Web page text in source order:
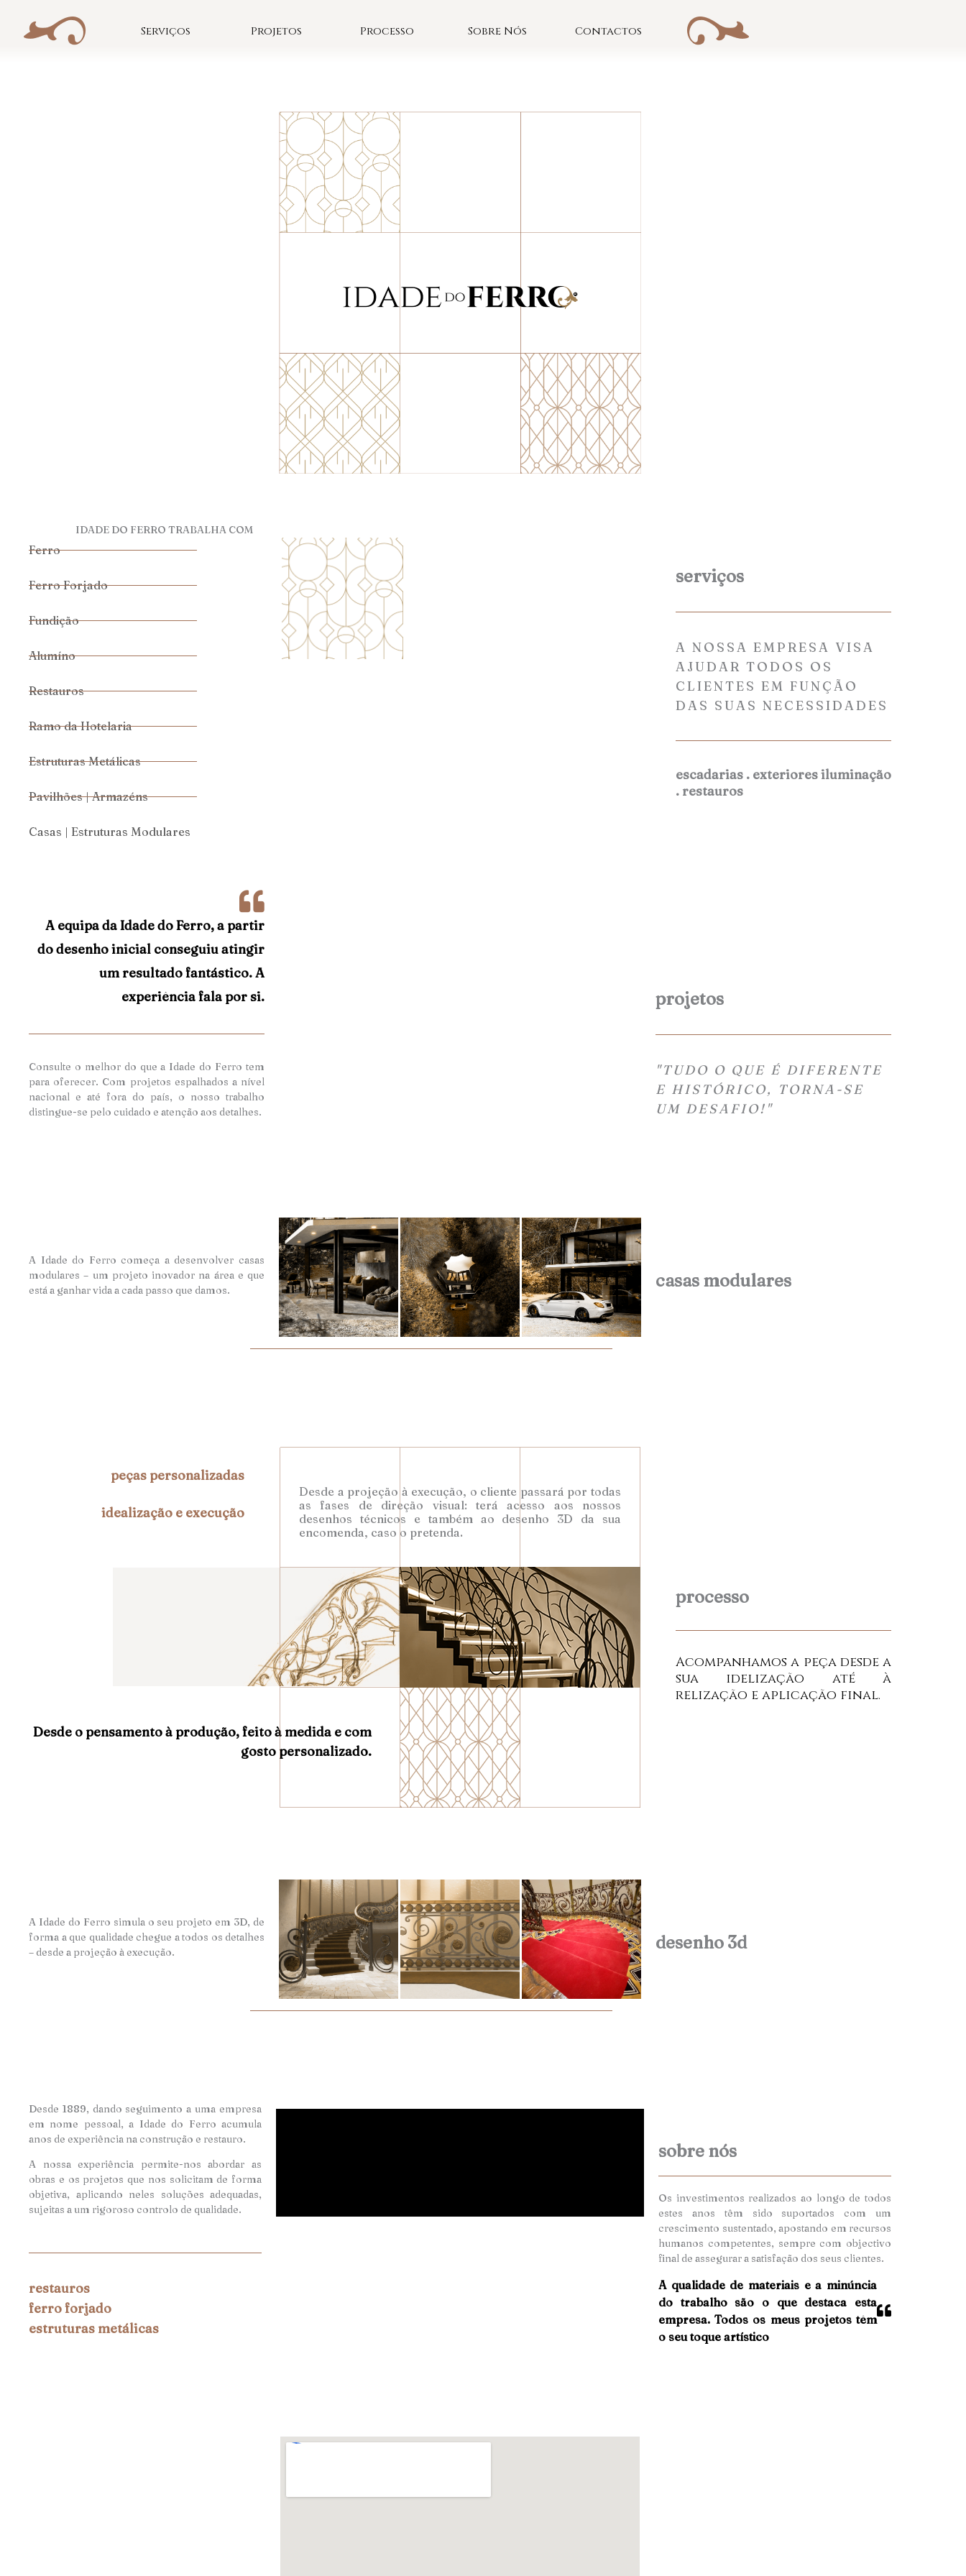
Serviços Projetos Processo Sobre Nós Contactos
IDADE DO FERRO TRABALHA COM
Ferro
Ferro Forjado
Fundição
Alumíno
Restauros
Ramo da Hotelaria
Estruturas Metálicas
Pavilhões | Armazéns
Casas | Estruturas Modulares
serviços
A NOSSA EMPRESA VISA
AJUDAR TODOS OS
CLIENTES EM FUNÇÃO
DAS SUAS NECESSIDADES
escadarias . exteriores iluminação
. restauros
A equipa da Idade do Ferro, a partir
do desenho inicial conseguiu atingir
um resultado fantástico. A
experiência fala por si.
Consulte o melhor do que a Idade do Ferro tem
para oferecer. Com projetos espalhados a nível
nacional e até fora do país, o nosso trabalho
distingue-se pelo cuidado e atenção aos detalhes.
projetos
"TUDO O QUE É DIFERENTE
E HISTÓRICO, TORNA-SE
UM DESAFIO!"
A Idade do Ferro começa a desenvolver casas
modulares – um projeto inovador na área e que
está a ganhar vida a cada passo que damos.
casas modulares
peças personalizadas
idealização e execução
Desde o pensamento à produção, feito à medida e com
gosto personalizado.
Desde a projeção à execução, o cliente passará por todas
as fases de direção visual: terá acesso aos nossos
desenhos técnicos e também ao desenho 3D da sua
encomenda, caso o pretenda.
processo
Acompanhamos a peça desde a
sua idelização até à
relização e aplicação final.
A Idade do Ferro simula o seu projeto em 3D, de
forma a que qualidade chegue a todos os detalhes
– desde a projeção à execução.
desenho 3d
Desde 1889, dando seguimento a uma empresa
em nome pessoal, a Idade do Ferro acumula
anos de experiência na construção e restauro.
A nossa experiência permite-nos abordar as
obras e os projetos que nos solicitam de forma
objetiva, aplicando neles soluções adequadas,
sujeitas a um rigoroso controlo de qualidade.
restauros
ferro forjado
estruturas metálicas
sobre nós
Os investimentos realizados ao longo de todos
estes anos têm sido suportados com um
crescimento sustentado, apostando em recursos
humanos competentes, sempre com objectivo
final de assegurar a satisfação dos seus clientes.
A qualidade de materiais e a minúncia
do trabalho são o que destaca esta
empresa. Todos os meus projetos têm
o seu toque artístico